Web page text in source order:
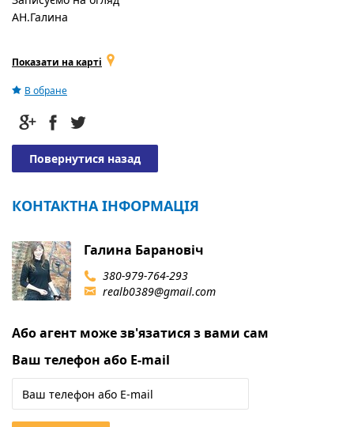
АН.Галина
Показати на карті
В обране
Повернутися назад
КОНТАКТНА ІНФОРМАЦІЯ
Галина Барановіч
380-979-764-293
realb0389@gmail.com
Або агент може зв'язатися з вами сам
Ваш телефон або E-mail